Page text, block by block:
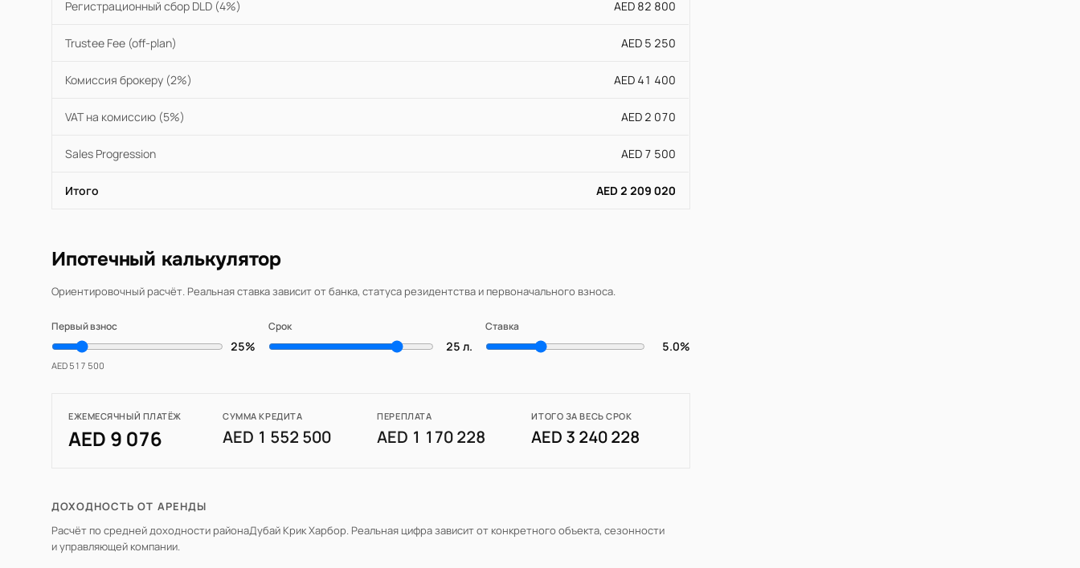
Регистрационный сбор DLD (4%) AED 82 800
Trustee Fee (off-plan) AED 5 250
Комиссия брокеру (2%) AED 41 400
VAT на комиссию (5%) AED 2 070
Sales Progression AED 7 500
Итого AED 2 209 020
Ипотечный калькулятор
Ориентировочный расчёт. Реальная ставка зависит от банка, статуса резидентства и первоначального взноса.
Первый взнос
25%
AED 517 500
Срок
25 л.
Ставка
5.0%
ЕЖЕМЕСЯЧНЫЙ ПЛАТЁЖ
AED 9 076
СУММА КРЕДИТА
AED 1 552 500
ПЕРЕПЛАТА
AED 1 170 228
ИТОГО ЗА ВЕСЬ СРОК
AED 3 240 228
ДОХОДНОСТЬ ОТ АРЕНДЫ
Расчёт по средней доходности районаДубай Крик Харбор. Реальная цифра зависит от конкретного объекта, сезонности
и управляющей компании.